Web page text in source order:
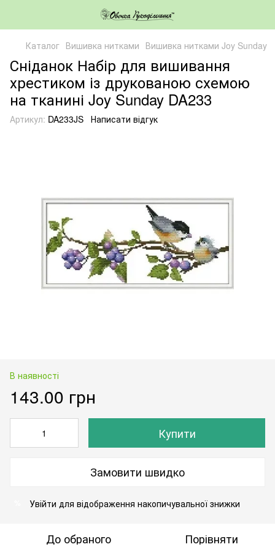
Каталог Вишивка нитками Вишивка нитками Joy Sunday
Сніданок Набір для вишивання
хрестиком із друкованою схемою
на тканині Joy Sunday DA233
Артикул: DA233JS Написати відгук
В наявності
143.00 грн
Купити
Замовити швидко
Увійти для відображення накопичувальної знижки
До обраного Порівняти